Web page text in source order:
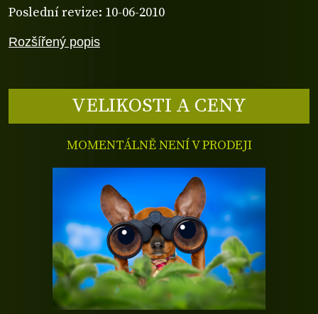
Rozšířený popis
Poslední revize: 10-06-2010
VELIKOSTI A CENY
MOMENTÁLNĚ NENÍ V PRODEJI